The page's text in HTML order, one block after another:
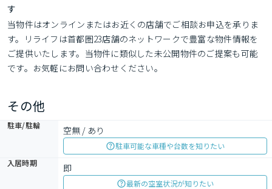
す
当物件はオンラインまたはお近くの店舗でご相談お申込を承りま
す。リライフは首都圏23店舗のネットワークで豊富な物件情報を
ご提供いたします。当物件に類似した未公開物件のご提案も可能
です。お気軽にお問い合わせください。
その他
駐車/駐輪 空無 / あり
駐車可能な車種や台数を知りたい
入居時期
即
最新の空室状況が知りたい